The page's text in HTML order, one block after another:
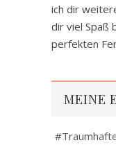
ich dir
dir viel Spaß
perfekten
MEINE